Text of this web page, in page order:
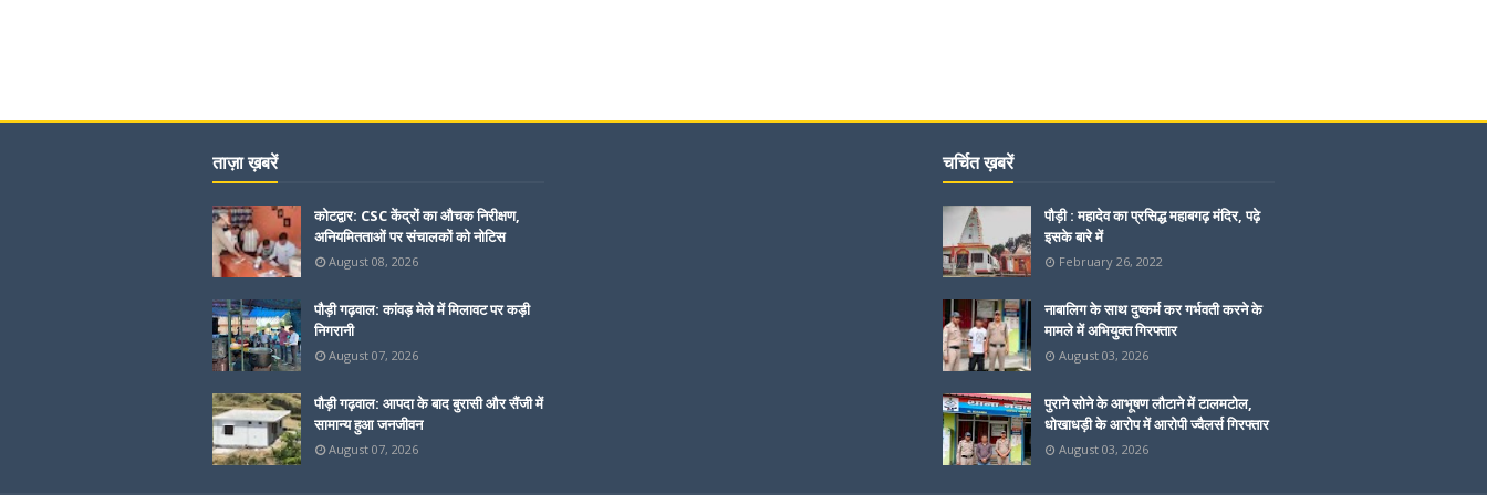
ताज़ा ख़बरें
कोटद्वार: CSC केंद्रों का औचक निरीक्षण,
अनियमितताओं पर संचालकों को नोटिस
August 08, 2026
पौड़ी गढ़वाल: कांवड़ मेले में मिलावट पर कड़ी
निगरानी
August 07, 2026
पौड़ी गढ़वाल: आपदा के बाद बुरासी और सैंजी में
सामान्य हुआ जनजीवन
August 07, 2026
चर्चित ख़बरें
पौड़ी : महादेव का प्रसिद्ध महाबगढ़ मंदिर, पढ़े
इसके बारे में
February 26, 2022
नाबालिग के साथ दुष्कर्म कर गर्भवती करने के
मामले में अभियुक्त गिरफ्तार
August 03, 2026
पुराने सोने के आभूषण लौटाने में टालमटोल,
धोखाधड़ी के आरोप में आरोपी ज्वैलर्स गिरफ्तार
August 03, 2026